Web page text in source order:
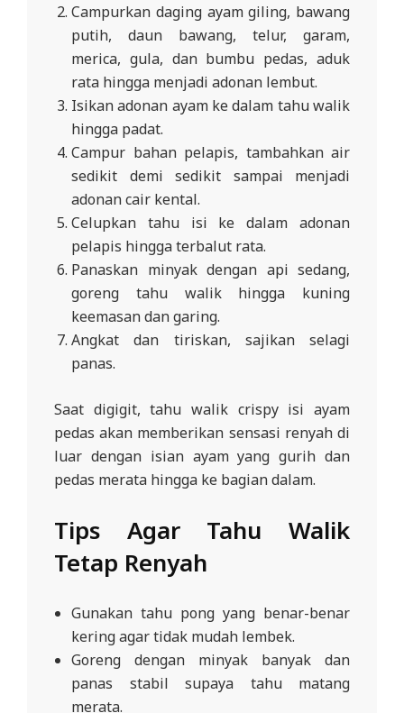
Campurkan daging ayam giling, bawang
putih, daun bawang, telur, garam,
merica, gula, dan bumbu pedas, aduk
rata hingga menjadi adonan lembut.
Isikan adonan ayam ke dalam tahu walik
hingga padat.
Campur bahan pelapis, tambahkan air
sedikit demi sedikit sampai menjadi
adonan cair kental.
Celupkan tahu isi ke dalam adonan
pelapis hingga terbalut rata.
Panaskan minyak dengan api sedang,
goreng tahu walik hingga kuning
keemasan dan garing.
Angkat dan tiriskan, sajikan selagi
panas.
Saat digigit, tahu walik crispy isi ayam
pedas akan memberikan sensasi renyah di
luar dengan isian ayam yang gurih dan
pedas merata hingga ke bagian dalam.
Tips Agar Tahu Walik
Tetap Renyah
Gunakan tahu pong yang benar-benar
kering agar tidak mudah lembek.
Goreng dengan minyak banyak dan
panas stabil supaya tahu matang
merata.